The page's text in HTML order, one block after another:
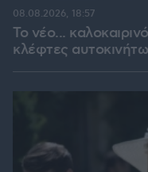
Το νέο...
κλέφτες
08.08.2026, 18:57